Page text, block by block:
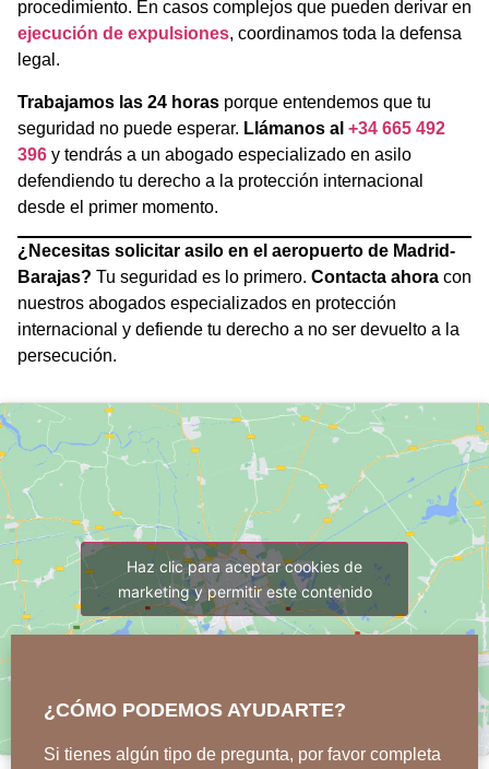
procedimiento. En casos complejos que pueden derivar en
ejecución de expulsiones, coordinamos toda la defensa
legal.
Trabajamos las 24 horas porque entendemos que tu
seguridad no puede esperar. Llámanos al +34 665 492
396 y tendrás a un abogado especializado en asilo
defendiendo tu derecho a la protección internacional
desde el primer momento.
¿Necesitas solicitar asilo en el aeropuerto de Madrid-
Barajas? Tu seguridad es lo primero. Contacta ahora con
nuestros abogados especializados en protección
internacional y defiende tu derecho a no ser devuelto a la
persecución.
Haz clic para aceptar cookies de
marketing y permitir este contenido
¿CÓMO PODEMOS AYUDARTE?
Si tienes algún tipo de pregunta, por favor completa